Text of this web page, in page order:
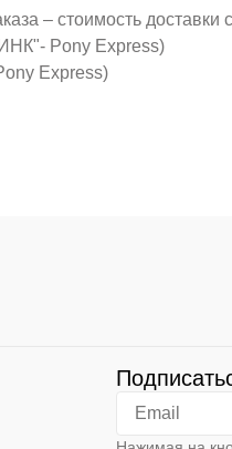
– стоимость
Pony Express)
Express)